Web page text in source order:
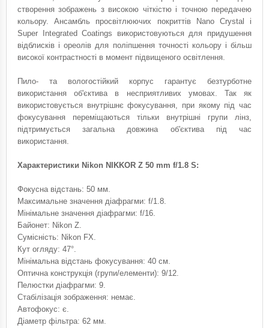
створення зображень з високою чіткістю і точною передачею
кольору. Ансамбль просвітлюючих покриттів Nano Crystal і
Super Integrated Coatings використовуються для придушення
відблисків і ореолів для поліпшення точності кольору і більш
високої контрастності в момент підвищеного освітлення.
Пило- та вологостійкий корпус гарантує безтурботне
використання об'єктива в несприятливих умовах. Так як
використовується внутрішнє фокусування, при якому під час
фокусування переміщаються тільки внутрішні групи лінз,
підтримується загальна довжина об'єктива під час
використання.
Характеристики Nikon NIKKOR Z 50 mm f/1.8 S:
Фокусна відстань: 50 мм.
Максимальне значення діафрагми: f/1.8.
Мінімальне значення діафрагми: f/16.
Байонет: Nikon Z.
Сумісність: Nikon FX.
Кут огляду: 47°.
Мінімальна відстань фокусування: 40 см.
Оптична конструкція (групи/елементи): 9/12.
Пелюстки діафрагми: 9.
Стабілізація зображення: немає.
Автофокус: є.
Діаметр фільтра: 62 мм.